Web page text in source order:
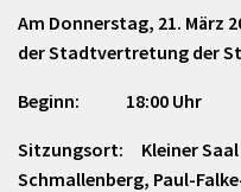
Am Donnerstag, 21. März
der Stadtvertretung der
Beginn: 18:00 Uhr
Sitzungsort: Kleiner Saal
Schmallenberg, Paul-